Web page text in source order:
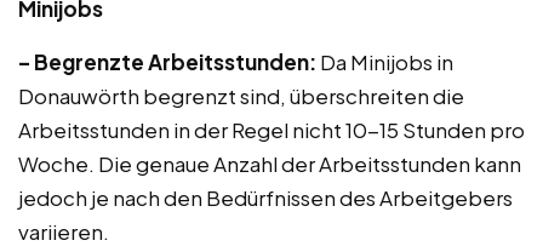
Minijobs
– Begrenzte Arbeitsstunden: Da Minijobs in
Donauwörth begrenzt sind, überschreiten die
Arbeitsstunden in der Regel nicht 10-15 Stunden pro
Woche. Die genaue Anzahl der Arbeitsstunden kann
jedoch je nach den Bedürfnissen des Arbeitgebers
variieren.